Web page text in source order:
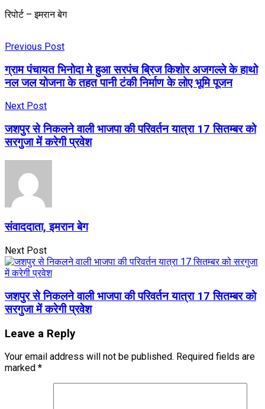
रिपोर्ट – इमरान बेग
Previous Post
ग्राम पंचायत भिनोदा मे हुआ सरपंच ब्रिज किशोर अजगल्ले के हाथो
नल जल योजना के तहत पानी टंकी निर्माण के लोए भूमि पूजन
Next Post
जशपुर से निकलने वाली भाजपा की परिवर्तन यात्रा 17 सितम्बर को
सरगुजा में करेगी प्रवेश
संवाददाता, इमरान बेग
Next Post
जशपुर से निकलने वाली भाजपा की परिवर्तन यात्रा 17 सितम्बर को
सरगुजा में करेगी प्रवेश
Leave a Reply
Your email address will not be published. Required fields are
marked *